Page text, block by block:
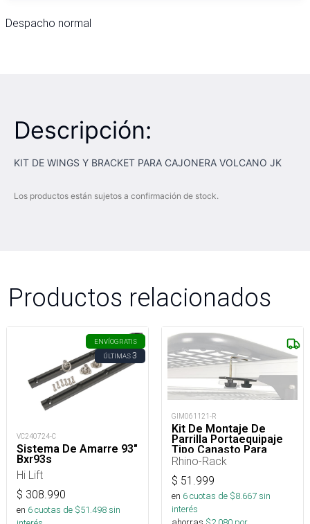
Despacho normal
Descripción:
KIT DE WINGS Y BRACKET PARA CAJONERA VOLCANO JK
Los productos están sujetos a confirmación de stock.
Productos relacionados
ENVÍOGRATIS
ÚLTIMAS3
VC240724-C
Sistema De Amarre 93″
Bxr93s
Hi Lift
$ 308.990
en 6cuotas de $51.498sin
GIM061121-R
Kit De Montaje De
Parrilla Portaequipaje
Tipo Canasto Para
Barra Portaequipaje O
Rhino-Rack
$ 51.999
en 6cuotas de $8.667sin
interés